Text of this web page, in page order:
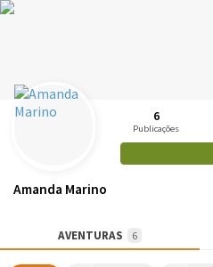
6
Publicações
Amanda Marino
AVENTURAS 6